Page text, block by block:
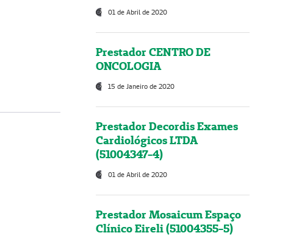
01 de Abril de 2020
Prestador CENTRO DE
ONCOLOGIA
15 de Janeiro de 2020
Prestador Decordis Exames
Cardiológicos LTDA
(51004347-4)
01 de Abril de 2020
Prestador Mosaicum Espaço
Clínico Eireli (51004355-5)